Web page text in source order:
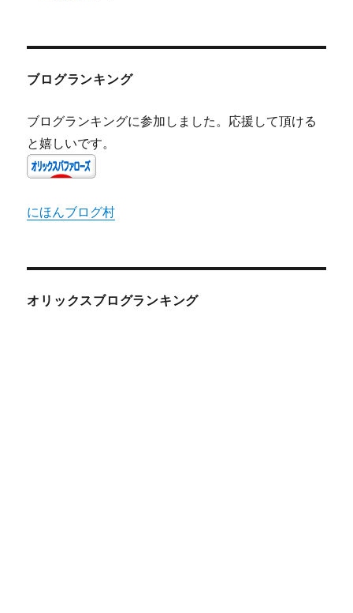
ブログランキング
ブログランキングに参加しました。応援して頂ける
と嬉しいです。
にほんブログ村
オリックスブログランキング